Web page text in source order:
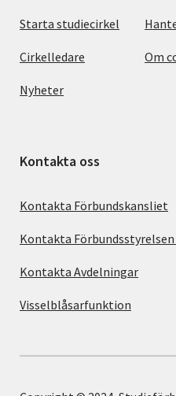
Starta studiecirkel
Cirkelledare
Nyheter
Om
Kontakta oss
Kontakta Förbundskansliet
Kontakta
Kontakta Avdelningar
Visselblåsarfunktion